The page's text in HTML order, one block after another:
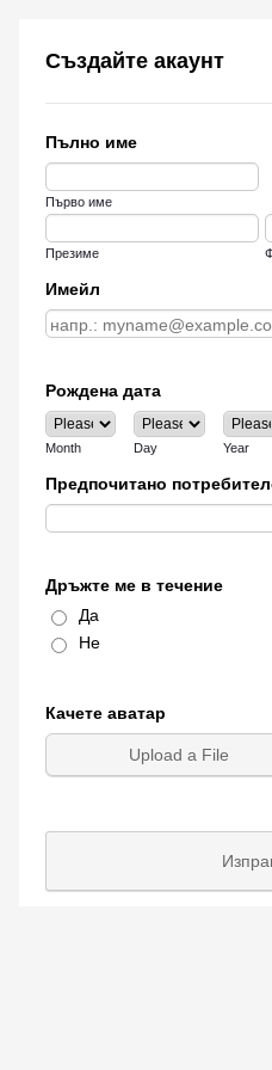
Създайте акаунт
Пълно име
Първо име
Презиме
Имейл
Рождена дата
Month Day Year
Предпочитано
Дръжте ме в течение
Да
Не
Качете аватар
Upload a File